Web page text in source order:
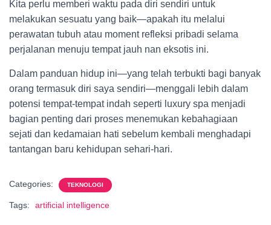
Kita perlu memberi waktu pada diri sendiri untuk
melakukan sesuatu yang baik—apakah itu melalui
perawatan tubuh atau moment refleksi pribadi selama
perjalanan menuju tempat jauh nan eksotis ini.
Dalam panduan hidup ini—yang telah terbukti bagi banyak
orang termasuk diri saya sendiri—menggali lebih dalam
potensi tempat-tempat indah seperti luxury spa menjadi
bagian penting dari proses menemukan kebahagiaan
sejati dan kedamaian hati sebelum kembali menghadapi
tantangan baru kehidupan sehari-hari.
Categories: TEKNOLOGI
Tags: artificial intelligence